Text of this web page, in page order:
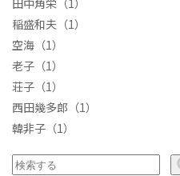
田中角栄 （1）
稲盛和夫 （1）
空海 （1）
老子 （1）
荘子 （1）
西田幾多郎 （1）
韓非子 （1）